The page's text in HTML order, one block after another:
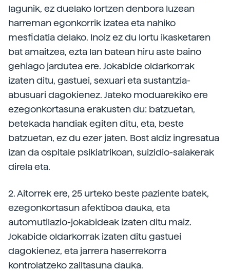
lagunik, ez duelako lortzen denbora luzean
harreman egonkorrik izatea eta nahiko
mesfidatia delako. Inoiz ez du lortu ikasketaren
bat amaitzea, ezta lan batean hiru aste baino
gehiago jardutea ere. Jokabide oldarkorrak
izaten ditu, gastuei, sexuari eta sustantzia-
abusuari dagokienez. Jateko moduarekiko ere
ezegonkortasuna erakusten du: batzuetan,
betekada handiak egiten ditu, eta, beste
batzuetan, ez du ezer jaten. Bost aldiz ingresatua
izan da ospitale psikiatrikoan, suizidio-saiakerak
direla eta.
2. Aitorrek ere, 25 urteko beste paziente batek,
ezegonkortasun afektiboa dauka, eta
automutilazio-jokabideak izaten ditu maiz.
Jokabide oldarkorrak izaten ditu gastuei
dagokienez, eta jarrera haserrekorra
kontrolatzeko zailtasuna dauka.